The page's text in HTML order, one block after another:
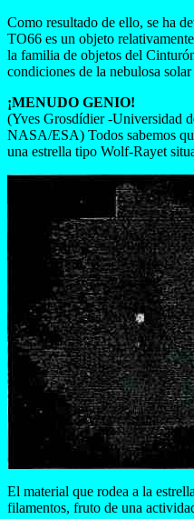
Como resultado de ello, se ha
TO66 es un objeto
la familia de objetos del
condiciones de la nebulosa
¡MENUDO GENIO!
(Yves Grosdídier -Universidad
NASA/ESA) Todos sabemos
una estrella tipo Wolf-Rayet
El material que rodea a la
filamentos, fruto de una